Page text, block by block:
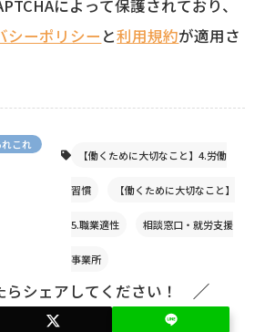
によって保護されており、
シーポリシー と利用規約が適用さ
これ
【働くために大切なこと】4.労働
習慣 【働くために大切なこと】
5.職業適性 相談窓口・就労支援
事業所
らシェアしてください！